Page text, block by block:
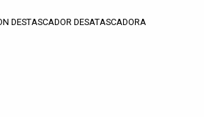
DESTASCADOR DESATASCADORA